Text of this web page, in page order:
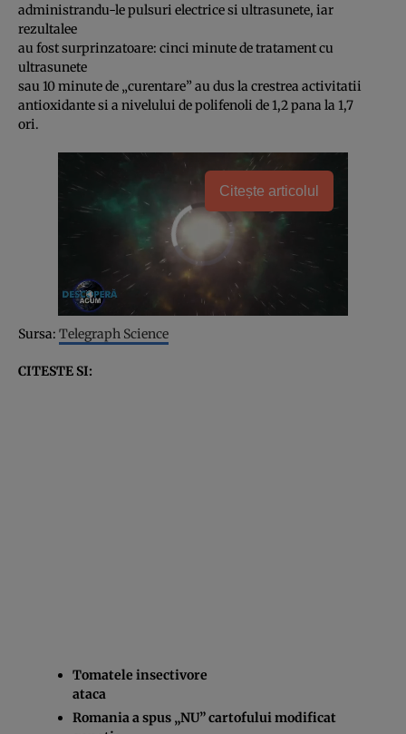
administrandu-le pulsuri electrice si ultrasunete, iar
rezultalee
au fost surprinzatoare: cinci minute de tratament cu
ultrasunete
sau 10 minute de „curentare” au dus la crestrea activitatii
antioxidante si a nivelului de polifenoli de 1,2 pana la 1,7
ori.
Citește articolul
Sursa: Telegraph Science
CITESTE SI:
Tomatele insectivore
ataca
Romania a spus „NU” cartofului modificat